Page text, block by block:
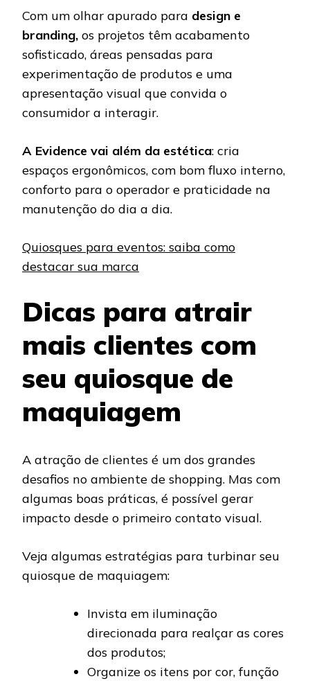
Com um olhar apurado para design e
branding, os projetos têm acabamento
sofisticado, áreas pensadas para
experimentação de produtos e uma
apresentação visual que convida o
consumidor a interagir.
A Evidence vai além da estética: cria
espaços ergonômicos, com bom fluxo interno,
conforto para o operador e praticidade na
manutenção do dia a dia.
Quiosques para eventos: saiba como
destacar sua marca
Dicas para atrair
mais clientes com
seu quiosque de
maquiagem
A atração de clientes é um dos grandes
desafios no ambiente de shopping. Mas com
algumas boas práticas, é possível gerar
impacto desde o primeiro contato visual.
Veja algumas estratégias para turbinar seu
quiosque de maquiagem:
Invista em iluminação
direcionada para realçar as cores
dos produtos;
Organize os itens por cor, função